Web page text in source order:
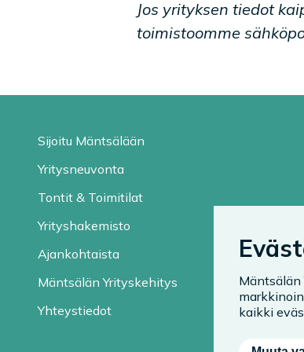
Jos yrityksen tiedot
toimistoomme
Sijoitu Mäntsälään
Yritysneuvonta
Tontit & Toimitilat
Yrityshakemisto
Ajankohtaista
Mäntsälän Yrityskehitys
Yhteystiedot
kaikki